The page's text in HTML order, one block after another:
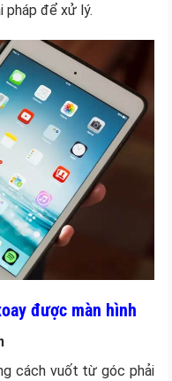
pháp để xử lý.
được màn hình
cách vuốt từ góc phải